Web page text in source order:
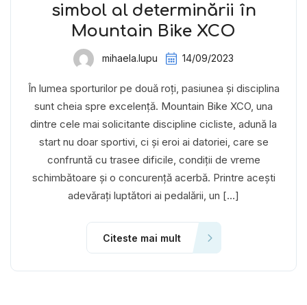
simbol al determinării în
Mountain Bike XCO
mihaela.lupu 14/09/2023
În lumea sporturilor pe două roți, pasiunea și disciplina
sunt cheia spre excelență. Mountain Bike XCO, una
dintre cele mai solicitante discipline cicliste, adună la
start nu doar sportivi, ci și eroi ai datoriei, care se
confruntă cu trasee dificile, condiții de vreme
schimbătoare și o concurență acerbă. Printre acești
adevărați luptători ai pedalării, un […]
Citeste mai mult